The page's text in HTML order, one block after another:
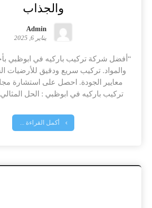
والجذاب
Admin
يناير 6, 2025
“أفضل شركة تركيب باركيه في ابوظبي
والمواد. تركيب سريع ودقيق للأرضيات
معايير الجودة. احصل على استشارة
تركيب باركيه في ابوظبي : الحل
أكمل القراءة ...